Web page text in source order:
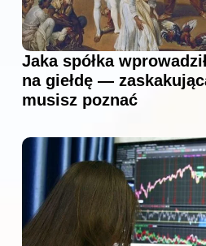
Jaka spółka
na giełdę —
musisz poznać